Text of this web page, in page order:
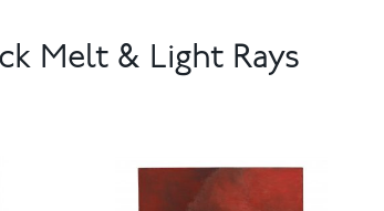
Melt & Light Rays